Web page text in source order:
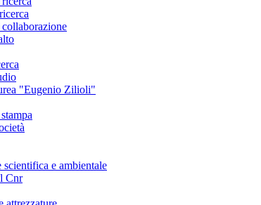
"Eugenio Zilioli"
scientifica e ambientale
Cnr